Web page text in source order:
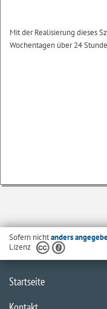
Mit der Realisierung dieses
Wochentagen über 24
Sofern nichtanders
Lizenz
Startseite